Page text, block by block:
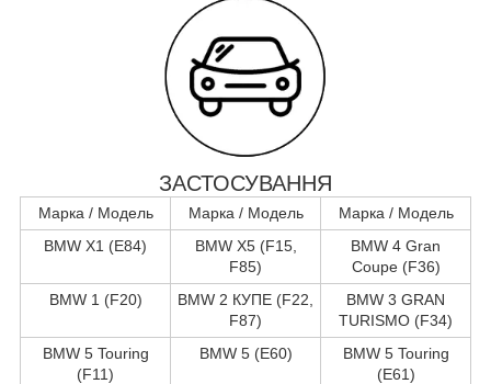
ЗАСТОСУВАННЯ
Марка / Модель Марка / Модель
Марка / Модель
BMW X1 (E84)
BMW X5 (F15,
F85)
BMW 4 Gran
Coupe (F36)
BMW 1 (F20)
BMW 2 КУПЕ (F22,
F87)
BMW 3 GRAN
TURISMO (F34)
BMW 5 Touring
(F11)
BMW 5 (E60)
BMW 5 Touring
(E61)